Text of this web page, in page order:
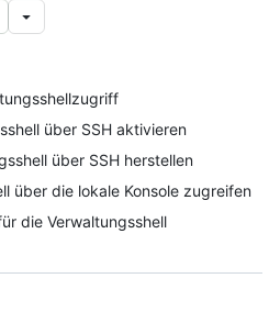
über SSH aktivieren
über SSH herstellen
über die lokale Konsole zugreifen
die Verwaltungsshell